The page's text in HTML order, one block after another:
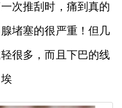
次推刮时，痛到真的
堵塞的很严重！但几
很多，而且下巴的线